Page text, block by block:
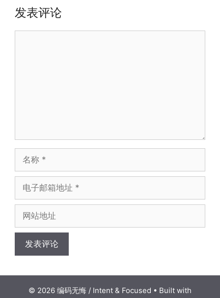
发表评论
邮
地
地
© 2026 编码无悔 / Intent & Focused • Built with